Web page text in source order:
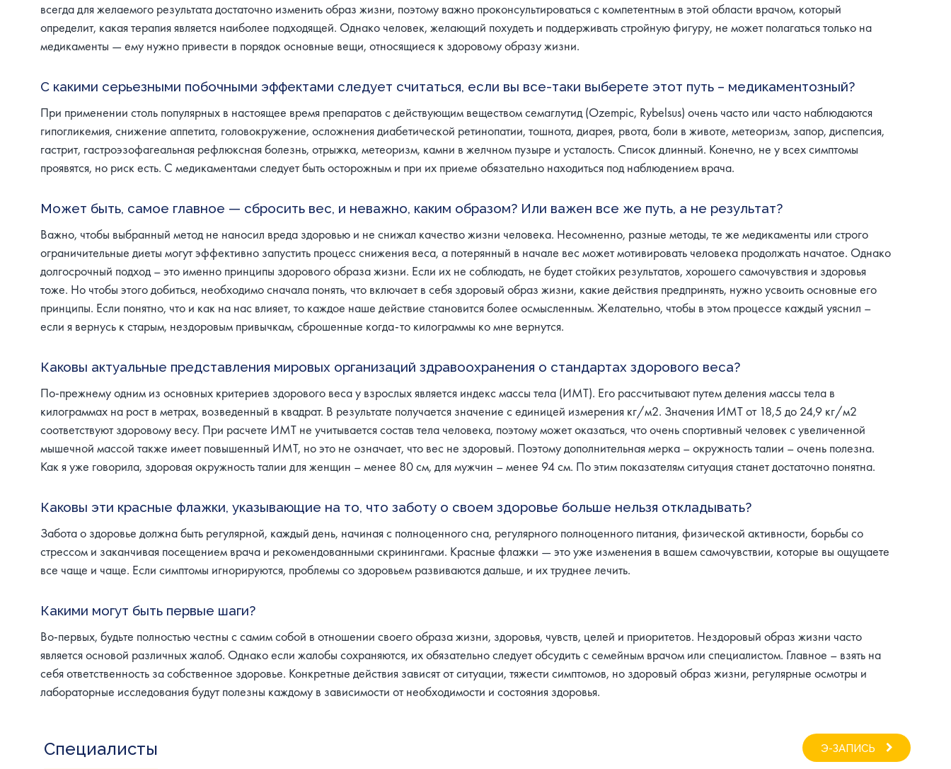
всегда для желаемого результата достаточно изменить образ жизни, поэтому важно проконсультироваться с компетентным в этой области врачом, который
определит, какая терапия является наиболее подходящей. Однако человек, желающий похудеть и поддерживать стройную фигуру, не может полагаться только на
медикаменты — ему нужно привести в порядок основные вещи, относящиеся к здоровому образу жизни.
С какими серьезными побочными эффектами следует считаться, если вы все-таки выберете этот путь – медикаментозный?
При применении столь популярных в настоящее время препаратов с действующим веществом семаглутид (Оzempic, Rybelsus) очень часто или часто наблюдаются
гипогликемия, снижение аппетита, головокружение, осложнения диабетической ретинопатии, тошнота, диарея, рвота, боли в животе, метеоризм, запор, диспепсия,
гастрит, гастроэзофагеальная рефлюксная болезнь, отрыжка, метеоризм, камни в желчном пузыре и усталость. Список длинный. Конечно, не у всех симптомы
проявятся, но риск есть. С медикаментами следует быть осторожным и при их приеме обязательно находиться под наблюдением врача.
Может быть, самое главное — сбросить вес, и неважно, каким образом? Или важен все же путь, а не результат?
Важно, чтобы выбранный метод не наносил вреда здоровью и не снижал качество жизни человека. Несомненно, разные методы, те же медикаменты или строго
ограничительные диеты могут эффективно запустить процесс снижения веса, а потерянный в начале вес может мотивировать человека продолжать начатое. Однако
долгосрочный подход – это именно принципы здорового образа жизни. Если их не соблюдать, не будет стойких результатов, хорошего самочувствия и здоровья
тоже. Но чтобы этого добиться, необходимо сначала понять, что включает в себя здоровый образ жизни, какие действия предпринять, нужно усвоить основные его
принципы. Если понятно, что и как на нас влияет, то каждое наше действие становится более осмысленным. Желательно, чтобы в этом процессе каждый уяснил –
если я вернусь к старым, нездоровым привычкам, сброшенные когда-то килограммы ко мне вернутся.
Каковы актуальные представления мировых организаций здравоохранения о стандартах здорового веса?
По-прежнему одним из основных критериев здорового веса у взрослых является индекс массы тела (ИМТ). Его рассчитывают путем деления массы тела в
килограммах на рост в метрах, возведенный в квадрат. В результате получается значение с единицей измерения кг/м2. Значения ИМТ от 18,5 до 24,9 кг/м2
соответствуют здоровому весу. При расчете ИМТ не учитывается состав тела человека, поэтому может оказаться, что очень спортивный человек с увеличенной
мышечной массой также имеет повышенный ИМТ, но это не означает, что вес не здоровый. Поэтому дополнительная мерка – окружность талии – очень полезна.
Как я уже говорила, здоровая окружность талии для женщин – менее 80 см, для мужчин – менее 94 см. По этим показателям ситуация станет достаточно понятна.
Каковы эти красные флажки, указывающие на то, что заботу о своем здоровье больше нельзя откладывать?
Забота о здоровье должна быть регулярной, каждый день, начиная с полноценного сна, регулярного полноценного питания, физической активности, борьбы со
стрессом и заканчивая посещением врача и рекомендованными скринингами. Красные флажки — это уже изменения в вашем самочувствии, которые вы ощущаете
все чаще и чаще. Если симптомы игнорируются, проблемы со здоровьем развиваются дальше, и их труднее лечить.
Какими могут быть первые шаги?
Во-первых, будьте полностью честны с самим собой в отношении своего образа жизни, здоровья, чувств, целей и приоритетов. Нездоровый образ жизни часто
является основой различных жалоб. Однако если жалобы сохраняются, их обязательно следует обсудить с семейным врачом или специалистом. Главное – взять на
себя ответственность за собственное здоровье. Конкретные действия зависят от ситуации, тяжести симптомов, но здоровый образ жизни, регулярные осмотры и
лабораторные исследования будут полезны каждому в зависимости от необходимости и состояния здоровья.
Специалисты Э-ЗАПИСЬ